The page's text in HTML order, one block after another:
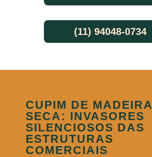
(11) 94048-0734
CUPIM DE MADEIRA
SECA: INVASORES
SILENCIOSOS DAS
ESTRUTURAS
COMERCIAIS